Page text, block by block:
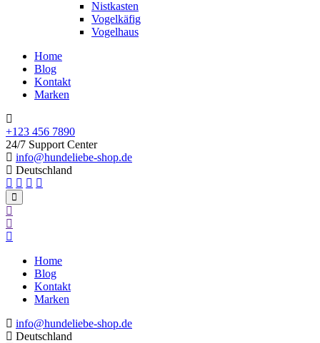
Nistkasten
Vogelkäfig
Vogelhaus
Home
Blog
Kontakt
Marken
+123 456 7890
24/7 Support Center
info@hundeliebe-shop.de
Deutschland
Home
Blog
Kontakt
Marken
info@hundeliebe-shop.de
Deutschland